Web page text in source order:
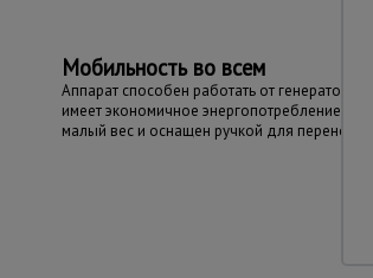
Мобильность во всем
Аппарат способен работать от генератора,
имеет экономичное энергопотребление,
малый вес и оснащен ручкой для переноски.